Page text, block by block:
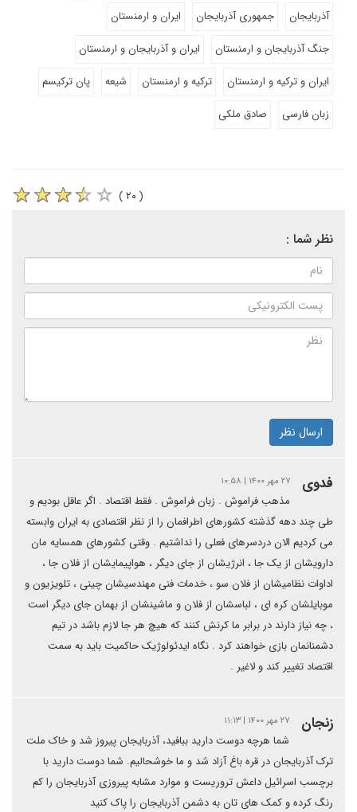
آذربایجان
جمهوری آذربایجان
ایران و ارمنستان
جنگ آذربایجان و ارمنستان
ایران و آذربایجان و ارمنستان
ایران و ترکیه و ارمنستان
ترکیه و ارمنستان شیعه
پان ترکیسم
زبان فارسی
صادق ملکی
( ۲۰ )
نظر شما :
ارسال نظر
فدوی ۲۷ مهر ۱۴۰۰ | ۱۰:۵۸
مذهب فراموش . زبان فراموش . فقط اقتصاد . اگر عاقل بودیم و
طی چند دهه گذشته کشورهای اطرافمان را از نظر اقتصادی به ایران وابسته
می کردیم الان دردسرهای فعلی را نداشتیم . وقتی کشورهای همسایه مان
دارویشان از یک جا ، انرژیشان از جای دیگر ، هواپیمایشان از فلان جا ،
اداوات نظامیشان از فلان سو ، خدمات فنی مهندسیشان چینی ، تلویزیون و
موبایلشان کره ای ، لباسشان از فلان و ماشینشان از بهمان جای دیگر است
، چه نیاز دارند در برابر ما کرنش کنند که هیچ هر جا لازم باشد در تیم
دشمنانمان بازی خواهند کرد . نگاه ایدئولوژیک حاکمیت باید به سمت
اقتصاد تغییر کند و لاغیر .
زنجان ۲۷ مهر ۱۴۰۰ | ۱۱:۱۳
شما هرچه دوست دارید ببافید، آذربایجان پیروز شد و خاک ملت
ترک آذربایجان در قره باغ آزاد شد و ما خوشحالیم. شما دوست دارید با
برچسب اسرائیل داعش تروریست و موارد مشابه پیروزی آذربایجان را کم
رنگ کرده و کمک های تان به دشمن آذربایجان را پاک کنید